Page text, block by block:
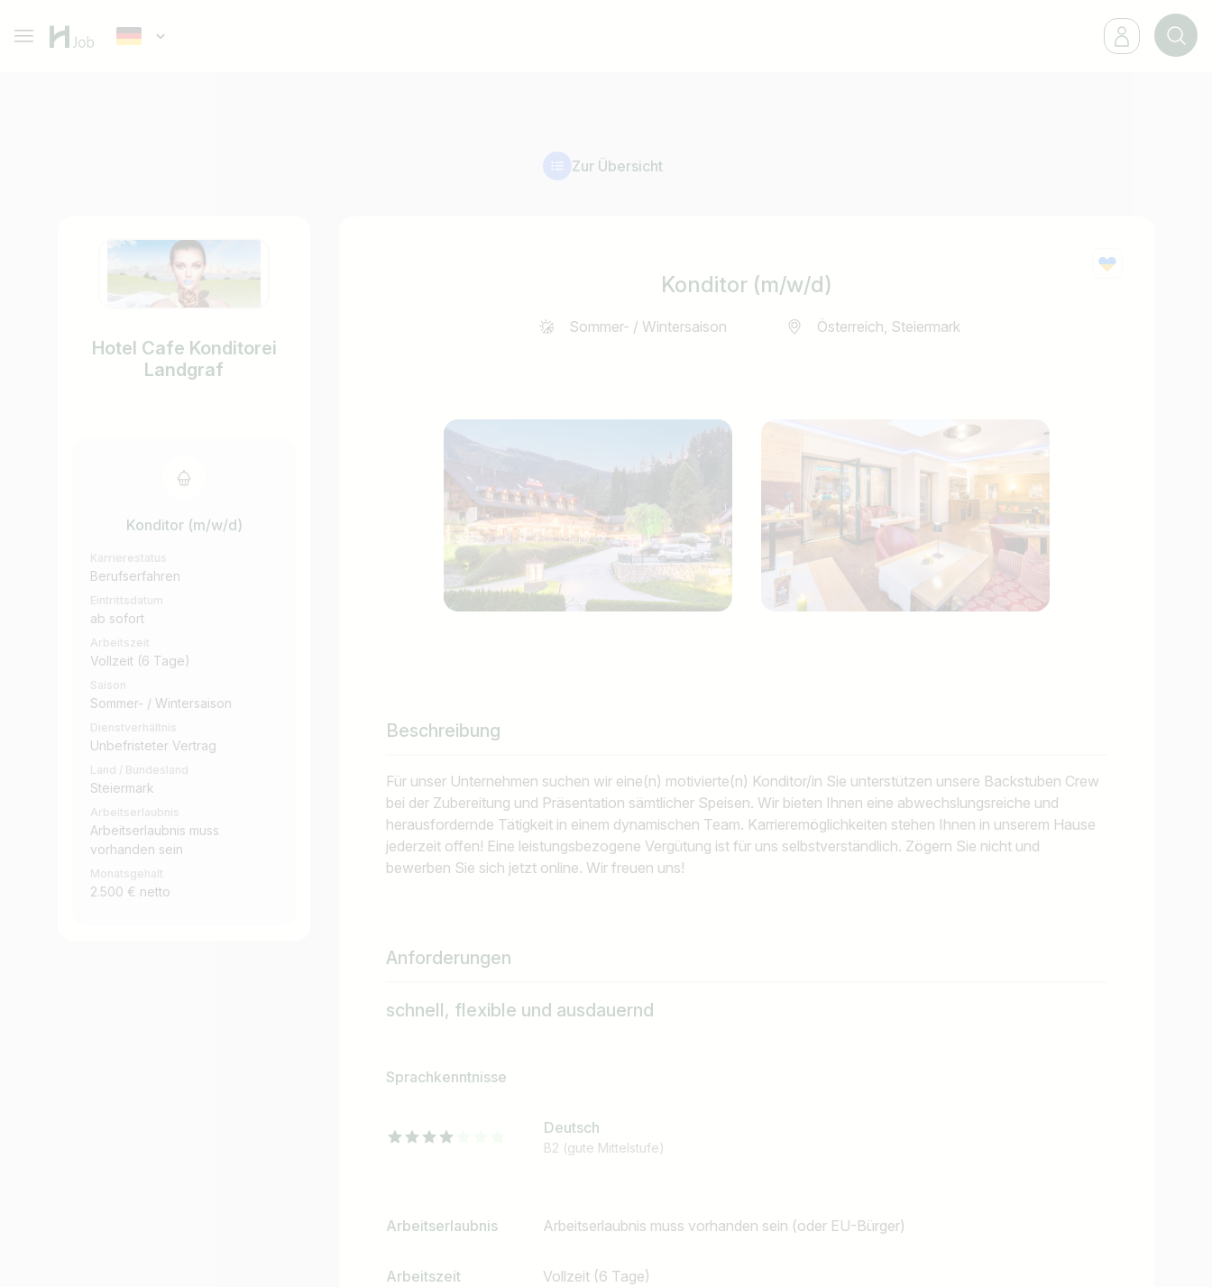
Zur Übersicht
Hotel Cafe Konditorei
Landgraf
Konditor (m/w/d)
Karrierestatus
Berufserfahren
Eintrittsdatum
ab sofort
Arbeitszeit
Vollzeit (6 Tage)
Saison
Sommer- / Wintersaison
Dienstverhältnis
Unbefristeter Vertrag
Land / Bundesland
Steiermark
Arbeitserlaubnis
Arbeitserlaubnis muss
vorhanden sein
Monatsgehalt
2.500 € netto
Konditor (m/w/d)
Sommer- / Wintersaison Österreich, Steiermark
Beschreibung
Für unser Unternehmen suchen wir eine(n) motivierte(n) Konditor/in Sie unterstützen unsere Backstuben Crew
bei der Zubereitung und Präsentation sämtlicher Speisen. Wir bieten Ihnen eine abwechslungsreiche und
herausfordernde Tätigkeit in einem dynamischen Team. Karrieremöglichkeiten stehen Ihnen in unserem Hause
jederzeit offen! Eine leistungsbezogene Vergütung ist für uns selbstverständlich. Zögern Sie nicht und
bewerben Sie sich jetzt online. Wir freuen uns!
Anforderungen
schnell, flexible und ausdauernd
Sprachkenntnisse
Deutsch
B2 (gute Mittelstufe)
Arbeitserlaubnis Arbeitserlaubnis muss vorhanden sein (oder EU-Bürger)
Arbeitszeit Vollzeit (6 Tage)